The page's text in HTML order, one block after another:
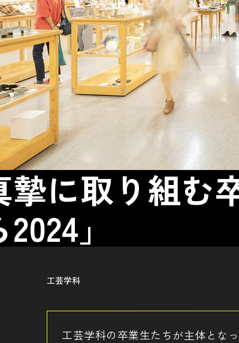
摯に取り組む
」
工芸学科
工芸学科の卒業生たちが主体とな